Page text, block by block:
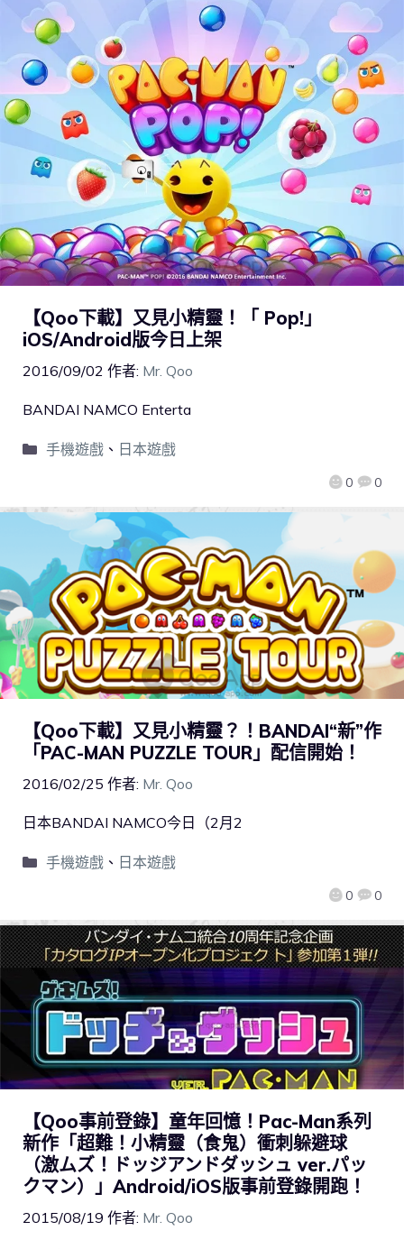
【Qoo下載】又見小精靈！「 Pop!」
iOS/Android版今日上架
2016/09/02 作者: Mr. Qoo
0 0
BANDAI NAMCO Enterta
手機遊戲、 日本遊戲
【Qoo下載】又見小精靈？！BANDAI“新”作
「PAC-MAN PUZZLE TOUR」配信開始！
2016/02/25 作者: Mr. Qoo
0 0
日本BANDAI NAMCO今日（2月2
手機遊戲、 日本遊戲
【Qoo事前登錄】童年回憶！Pac-Man系列
新作「超難！小精靈（食鬼）衝刺躲避球
（激ムズ！ドッジアンドダッシュ ver.パッ
クマン）」Android/iOS版事前登錄開跑！
2015/08/19 作者: Mr. Qoo